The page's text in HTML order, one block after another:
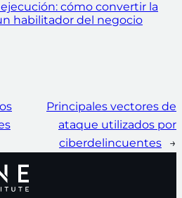
cómo convertir la
habilitador del negocio
Principales vectores de
ataque utilizados por
ciberdelincuentes
→